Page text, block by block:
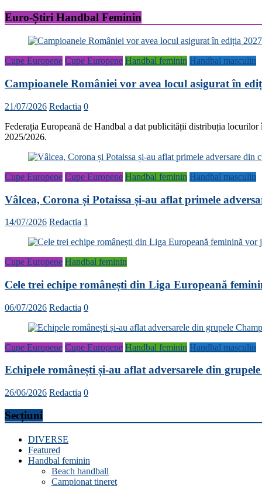
Euro-Știri Handbal Feminin
Cupe Europene Cupe Europene Handbal feminin Handbal masculin
Campioanele României vor avea locul asigurat în
21/07/2026 Redactia 0
Federația Europeană de Handbal a dat publicității distribuția
2025/2026.
Cupe Europene Cupe Europene Handbal feminin Handbal masculin
Vâlcea, Corona și Potaissa și-au aflat primele
14/07/2026 Redactia 1
Cupe Europene Handbal feminin
Cele trei echipe românești din Liga Europeană
06/07/2026 Redactia 0
Cupe Europene Cupe Europene Handbal feminin Handbal masculin
Echipele românești și-au aflat adversarele din
26/06/2026 Redactia 0
Secțiuni
DIVERSE
Featured
Handbal feminin
Beach handball
Campionat tineret